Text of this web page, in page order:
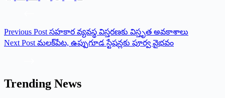
Previous Post సహకార వ్యవస్థ విస్తరణకు విస్తృత అవకాశాలు
Next Post మలక్‌పేట, ఉప్పుగూడ స్టేషన్లకు పూర్వ వైభవం
Trending News